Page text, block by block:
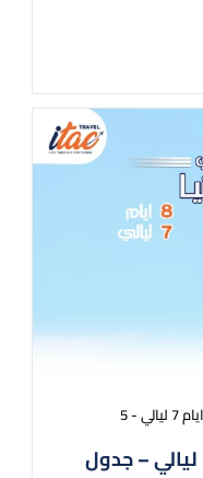
برنامج سياحي البانيا 8 ايام 7 ليالي – جدول